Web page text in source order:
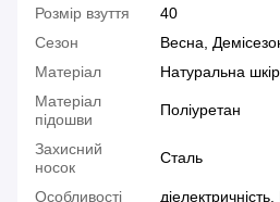
Розмір взуття
40
Сезон
Весна,
Матеріал
Натуральна
Матеріал
підошви
Поліуретан
Захисний
носок
Сталь
Особливості
діелектричність,